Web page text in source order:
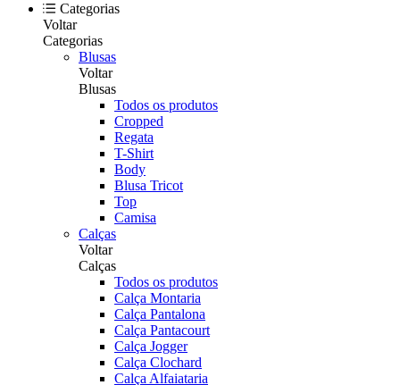
Categorias
Voltar
Categorias
Blusas
Voltar
Blusas
Todos os produtos
Cropped
Regata
T-Shirt
Body
Blusa Tricot
Top
Camisa
Calças
Voltar
Calças
Todos os produtos
Calça Montaria
Calça Pantalona
Calça Pantacourt
Calça Jogger
Calça Clochard
Calça Alfaiataria